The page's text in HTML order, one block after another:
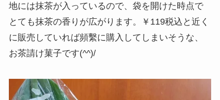
地には抹茶が入っているので、袋を開けた時点で
とても抹茶の香りが広がります。￥119税込と近く
に販売していれば頻繫に購入してしまいそうな、
お茶請け菓子です(^^)/